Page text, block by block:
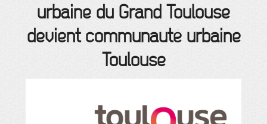
urbaine du Grand Toulouse
devient communauté urbaine
Toulouse